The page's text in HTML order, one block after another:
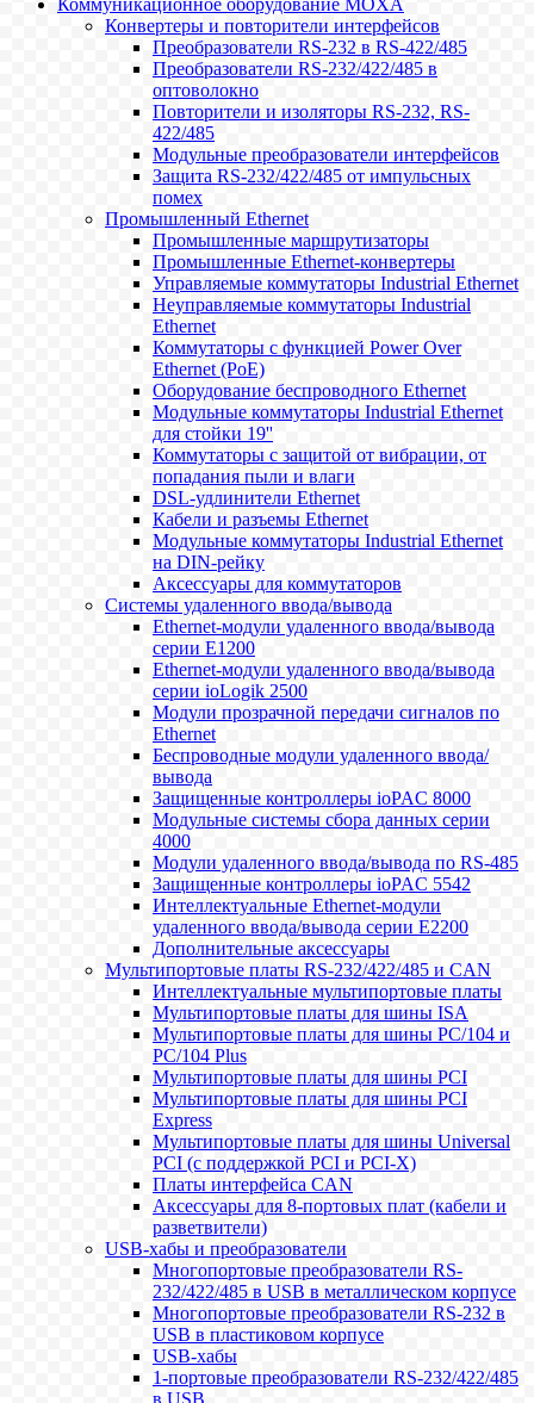
Коммуникационное оборудование MOXA
Конвертеры и повторители интерфейсов
Преобразователи RS-232 в RS-422/485
Преобразователи RS-232/422/485 в
оптоволокно
Повторители и изоляторы RS-232, RS-
422/485
Модульные преобразователи интерфейсов
Защита RS-232/422/485 от импульсных
помех
Промышленный Ethernet
Промышленные маршрутизаторы
Промышленные Ethernet-конвертеры
Управляемые коммутаторы Industrial Ethernet
Неуправляемые коммутаторы Industrial
Ethernet
Коммутаторы с функцией Power Over
Ethernet (PoE)
Оборудование беспроводного Ethernet
Модульные коммутаторы Industrial Ethernet
для стойки 19''
Коммутаторы с защитой от вибрации, от
попадания пыли и влаги
DSL-удлинители Ethernet
Кабели и разъемы Ethernet
Модульные коммутаторы Industrial Ethernet
на DIN-рейку
Аксессуары для коммутаторов
Системы удаленного ввода/вывода
Ethernet-модули удаленного ввода/вывода
серии E1200
Ethernet-модули удаленного ввода/вывода
серии ioLogik 2500
Модули прозрачной передачи сигналов по
Ethernet
Беспроводные модули удаленного ввода/
вывода
Защищенные контроллеры ioPAC 8000
Модульные системы сбора данных серии
4000
Модули удаленного ввода/вывода по RS-485
Защищенные контроллеры ioPAC 5542
Интеллектуальные Ethernet-модули
удаленного ввода/вывода серии E2200
Дополнительные аксессуары
Мультипортовые платы RS-232/422/485 и CAN
Интеллектуальные мультипортовые платы
Мультипортовые платы для шины ISA
Мультипортовые платы для шины PC/104 и
PC/104 Plus
Мультипортовые платы для шины PCI
Мультипортовые платы для шины PCI
Express
Мультипортовые платы для шины Universal
PCI (с поддержкой PCI и PCI-X)
Платы интерфейса CAN
Аксессуары для 8-портовых плат (кабели и
разветвители)
USB-хабы и преобразователи
Многопортовые преобразователи RS-
232/422/485 в USB в металлическом корпусе
Многопортовые преобразователи RS-232 в
USB в пластиковом корпусе
USB-хабы
1-портовые преобразователи RS-232/422/485
в USB